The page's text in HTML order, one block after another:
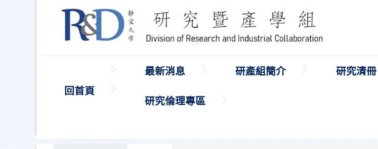
回首頁
最新消息 研產組簡介 研究清冊
研究倫理專區